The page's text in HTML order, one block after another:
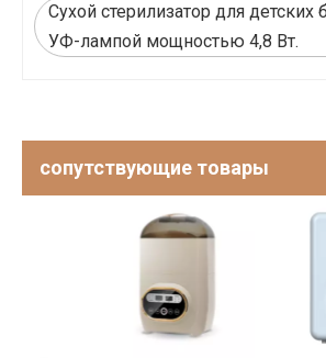
Сухой стерилизатор для детских
УФ-лампой мощностью 4,8 Вт.
сопутствующие товары